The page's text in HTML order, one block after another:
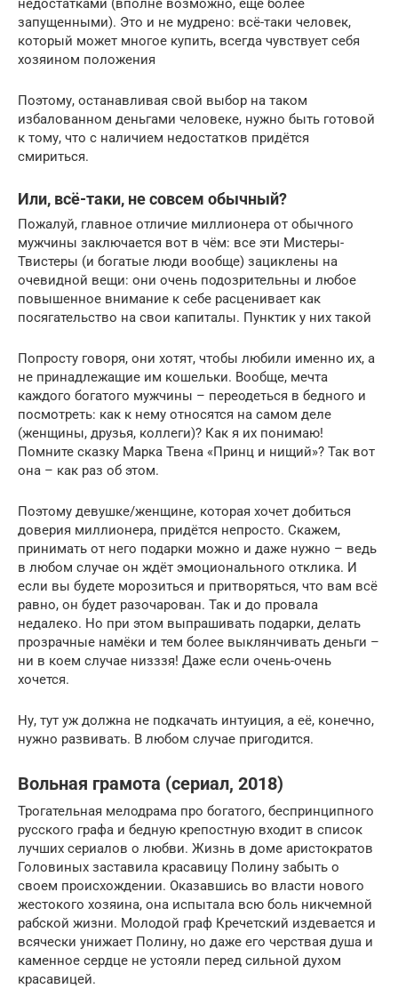
недостатками (вполне возможно, ещё более
запущенными). Это и не мудрено: всё-таки человек,
который может многое купить, всегда чувствует себя
хозяином положения
Поэтому, останавливая свой выбор на таком
избалованном деньгами человеке, нужно быть готовой
к тому, что с наличием недостатков придётся
смириться.
Или, всё-таки, не совсем обычный?
Пожалуй, главное отличие миллионера от обычного
мужчины заключается вот в чём: все эти Мистеры-
Твистеры (и богатые люди вообще) зациклены на
очевидной вещи: они очень подозрительны и любое
повышенное внимание к себе расценивает как
посягательство на свои капиталы. Пунктик у них такой
Попросту говоря, они хотят, чтобы любили именно их, а
не принадлежащие им кошельки. Вообще, мечта
каждого богатого мужчины – переодеться в бедного и
посмотреть: как к нему относятся на самом деле
(женщины, друзья, коллеги)? Как я их понимаю!
Помните сказку Марка Твена «Принц и нищий»? Так вот
она – как раз об этом.
Поэтому девушке/женщине, которая хочет добиться
доверия миллионера, придётся непросто. Скажем,
принимать от него подарки можно и даже нужно – ведь
в любом случае он ждёт эмоционального отклика. И
если вы будете морозиться и притворяться, что вам всё
равно, он будет разочарован. Так и до провала
недалеко. Но при этом выпрашивать подарки, делать
прозрачные намёки и тем более выклянчивать деньги –
ни в коем случае низззя! Даже если очень-очень
хочется.
Ну, тут уж должна не подкачать интуиция, а её, конечно,
нужно развивать. В любом случае пригодится.
Вольная грамота (сериал, 2018)
Трогательная мелодрама про богатого, беспринципного
русского графа и бедную крепостную входит в список
лучших сериалов о любви. Жизнь в доме аристократов
Головиных заставила красавицу Полину забыть о
своем происхождении. Оказавшись во власти нового
жестокого хозяина, она испытала всю боль никчемной
рабской жизни. Молодой граф Кречетский издевается и
всячески унижает Полину, но даже его черствая душа и
каменное сердце не устояли перед сильной духом
красавицей.